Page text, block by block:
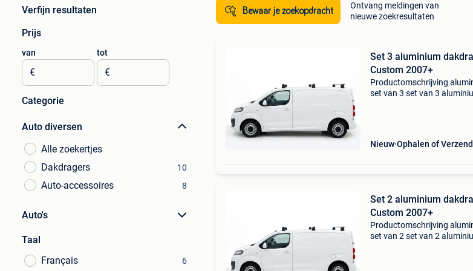
Verfijn resultaten
Prijs
van
€
tot
€
Categorie
Auto diversen
Alle zoekertjes
Dakdragers
10
Auto-accessoires 8
Auto's
Taal
Français
6
Bewaar je zoekopdracht
Ontvang meldingen van
nieuwe zoekresultaten
Set 3 aluminium
Custom 2007+
Productomschrijving
set van 3 set van 3
Nieuw Ophalen of
Set 2 aluminium
Custom 2007+
Productomschrijving
set van 2 set van 2